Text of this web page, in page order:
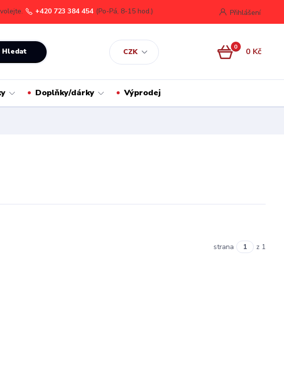
CZK
Přihlášení
Hledat
+420 723 384 454 (Po-Pá, 8-15 hod.)
0 0 Kč
Doplňky/dárky Výprodej
strana z 1